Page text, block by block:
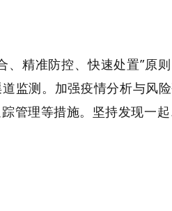
、精准防控、快速处置”原
监测。加强疫情分析与风
管理等措施。坚持发现一